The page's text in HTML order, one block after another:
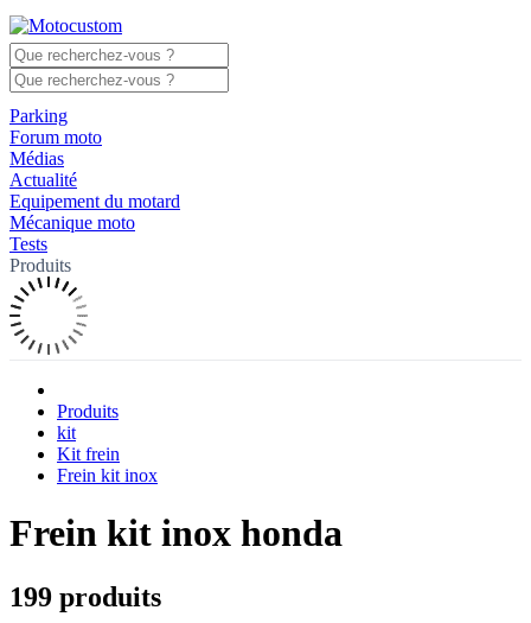
Parking
Forum moto
Médias
Actualité
Equipement du motard
Mécanique moto
Tests
Produits
Produits
kit
Kit frein
Frein kit inox
Frein kit inox honda
199 produits